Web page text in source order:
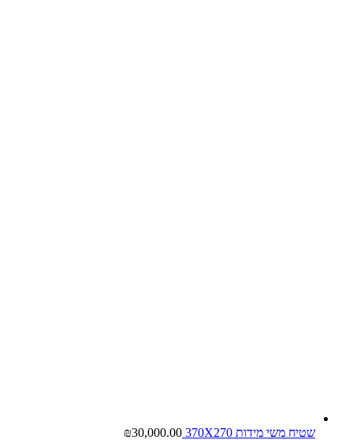
שטיח משי מידות 370X270 ₪30,000.00